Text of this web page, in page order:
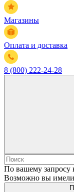
Магазины
Оплата и доставка
8 (800) 222-24-28
По вашему запросу
Возможно вы